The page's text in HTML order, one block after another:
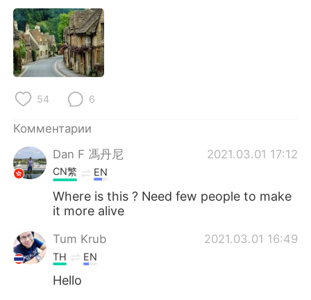
繁體中文
العربية
Deutsch
한국어
Indonesia
Türkçe Tiếng Việt
Português
54 6
Комментарии
Dan F 馮丹尼
2021.03.01 17:12
CN繁 EN
Where is this ? Need few people to make
it more alive
Tum Krub 2021.03.01 16:49
TH EN
Hello